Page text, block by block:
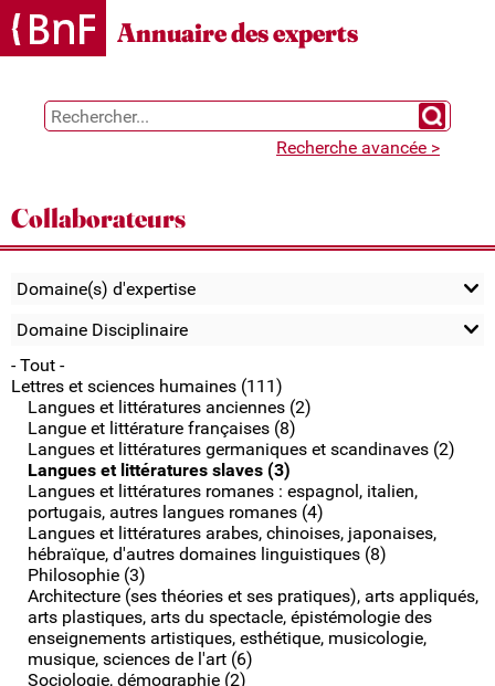
Gestion des cookies
Annuaire des experts
Chercher
Recherche avancée >
Collaborateurs
Domaine(s) d'expertise
Domaine Disciplinaire
- Tout -
Lettres et sciences humaines (111)
Langues et littératures anciennes (2)
Langue et littérature françaises (8)
Langues et littératures germaniques et scandinaves (2)
Langues et littératures slaves (3)
Langues et littératures romanes : espagnol, italien,
portugais, autres langues romanes (4)
Langues et littératures arabes, chinoises, japonaises,
hébraïque, d'autres domaines linguistiques (8)
Philosophie (3)
Architecture (ses théories et ses pratiques), arts appliqués,
arts plastiques, arts du spectacle, épistémologie des
enseignements artistiques, esthétique, musicologie,
musique, sciences de l'art (6)
Sociologie, démographie (2)